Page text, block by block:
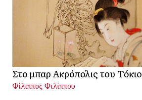
Στο μπαρ Ακρόπολις του Τόκιο
Φίλιππος Φιλίππου